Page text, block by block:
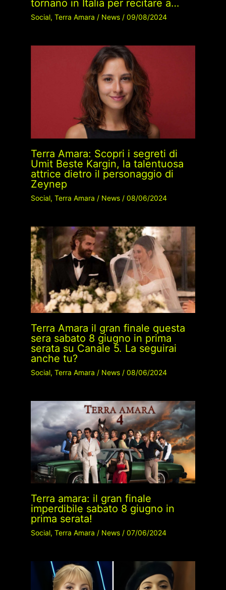
tornano in Italia per recitare a…
Social, Terra Amara / News/ 09/08/2024
Terra Amara: Scopri i segreti di
Umit Beste Kargin, la talentuosa
attrice dietro il personaggio di
Zeynep
Social, Terra Amara / News/ 08/06/2024
Terra Amara il gran finale questa
sera sabato 8 giugno in prima
serata su Canale 5. La seguirai
anche tu?
Social, Terra Amara / News/ 08/06/2024
Terra amara: il gran finale
imperdibile sabato 8 giugno in
prima serata!
Social, Terra Amara / News/ 07/06/2024